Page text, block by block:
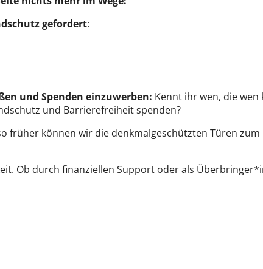
gefordert:
und Spenden einzuwerben: Kennt ihr wen, die wen
und Barrierefreiheit spenden?
früher können wir die denkmalgeschützten Türen zum
Ob durch finanziellen Support oder als